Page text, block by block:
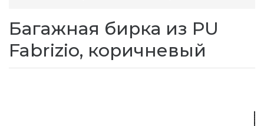
Багажная бирка из PU
Fabrizio, коричневый